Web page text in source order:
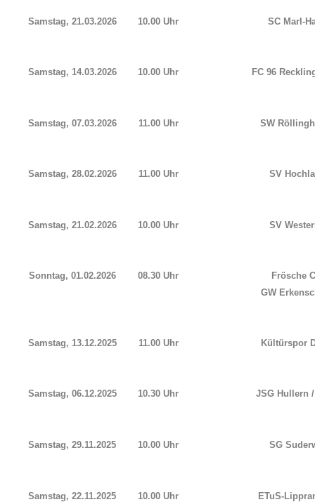
Samstag, 21.03.2026 10.00 Uhr SC Marl-
Samstag, 14.03.2026 10.00 Uhr FC 96
Samstag, 07.03.2026 11.00 Uhr SW
Samstag, 28.02.2026 11.00 Uhr SV
Samstag, 21.02.2026 10.00 Uhr SV
Sonntag, 01.02.2026 08.30 Uhr
Frösche
GW
Samstag, 13.12.2025 11.00 Uhr Kültürspor
Samstag, 06.12.2025 10.30 Uhr JSG Hullern
Samstag, 29.11.2025 10.00 Uhr SG
Samstag, 22.11.2025 10.00 Uhr ETuS-